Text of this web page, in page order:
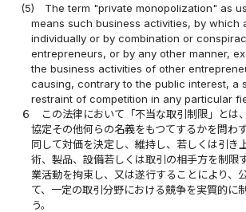
(5)
The term "private monopolization" as
means such business activities, by which
individually or by combination or
entrepreneurs, or by any other manner,
the business activities of other
causing, contrary to the public interest, a
restraint of competition in any particular
６
この法律において「不当な取引制限」とは
協定その他何らの名義をもつてするかを問わ
同して対価を決定し、維持し、若しくは引き
術、製品、設備若しくは取引の相手方を制限
業活動を拘束し、又は遂行することにより、
て、一定の取引分野における競争を実質的に
う。